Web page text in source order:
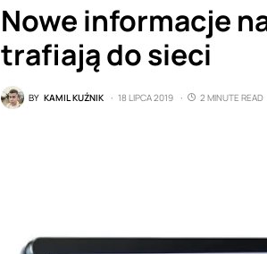
Nowe informacje
trafiają do sieci
BY KAMIL KUŹNIK 18 LIPCA 2019 2 MINUTE READ